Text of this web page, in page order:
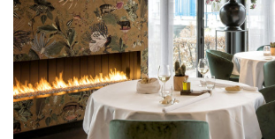
Bars
Hotels
Shops
Live